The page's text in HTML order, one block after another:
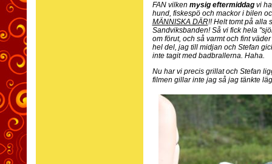
FAN vilken mysig eftermiddagvi
hund, fiskespö och mackor i bilen
MÄNNISKA DÄR!! Helt tomt på alla
Sandviksbanden! Så vi fick hela
om förut, och så varmt och fint
hel del, jag till midjan och Stefan
inte tagit med badbrallerna. Haha.
Nu har vi precis grillat och Stefan
filmen gillar inte jag så jag tänkte